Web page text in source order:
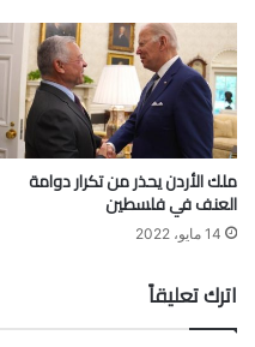
ملك الأردن يحذر من تكرار دوامة
العنف في فلسطين
14 مايو، 2022
اترك تعليقاً